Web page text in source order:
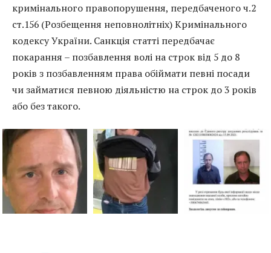
кримінального правопорушення, передбаченого ч.2
ст.156 (Розбещення неповнолітніх) Кримінального
кодексу України. Санкція статті передбачає
покарання – позбавлення волі на строк від 5 до 8
років з позбавленням права обіймати певні посади
чи займатися певною діяльністю на строк до 3 років
або без такого.